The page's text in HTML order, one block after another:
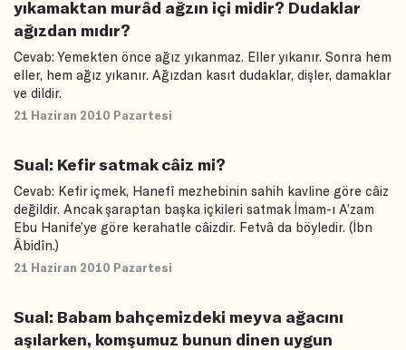
yıkamaktan murâd ağzın içi midir? Dudaklar
ağızdan mıdır?
Cevab: Yemekten önce ağız yıkanmaz. Eller yıkanır. Sonra hem
eller, hem ağız yıkanır. Ağızdan kasıt dudaklar, dişler, damaklar
ve dildir.
21 Haziran 2010 Pazartesi
Sual: Kefir satmak câiz mi?
Cevab: Kefir içmek, Hanefî mezhebinin sahih kavline göre câiz
değildir. Ancak şaraptan başka içkileri satmak İmam-ı A’zam
Ebu Hanife’ye göre kerahatle câizdir. Fetvâ da böyledir. (İbn
Âbidîn.)
21 Haziran 2010 Pazartesi
Sual: Babam bahçemizdeki meyva ağacını
aşılarken, komşumuz bunun dinen uygun